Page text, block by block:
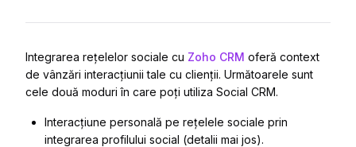
Integrarea rețelelor sociale cu Zoho CRM oferă context
de vânzări interacțiunii tale cu clienții. Următoarele sunt
cele două moduri în care poți utiliza Social CRM.
Interacțiune personală pe rețelele sociale prin
integrarea profilului social (detalii mai jos).